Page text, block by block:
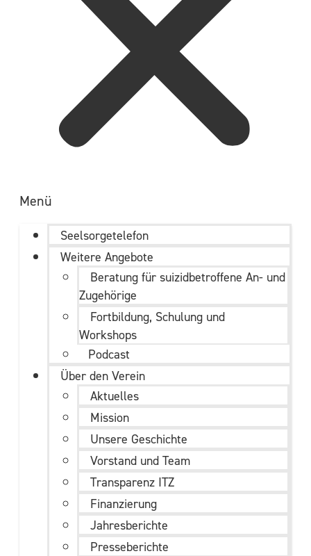
Menü
Seelsorgetelefon
Weitere Angebote
Beratung für suizidbetroffene An- und
Zugehörige
Fortbildung, Schulung und
Workshops
Podcast
Über den Verein
Aktuelles
Mission
Unsere Geschichte
Vorstand und Team
Transparenz ITZ
Finanzierung
Jahresberichte
Presseberichte